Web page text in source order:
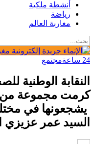
أنشطة ملكية
رياضة
مغاربة العالم
24 ساعة مجتمع
النقابة الوطنية
كرمت مجموعة من
يشجعونها في
السيد عمر عزيزي